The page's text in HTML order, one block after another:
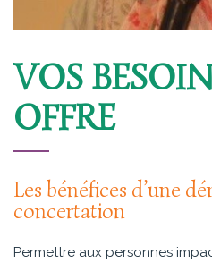
VOS
OFFRE
Les bénéfices d’une
concertation
Permettre aux personnes